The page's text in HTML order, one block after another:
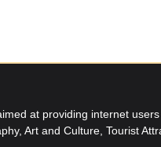
at providing internet
Art and Culture, Tourist